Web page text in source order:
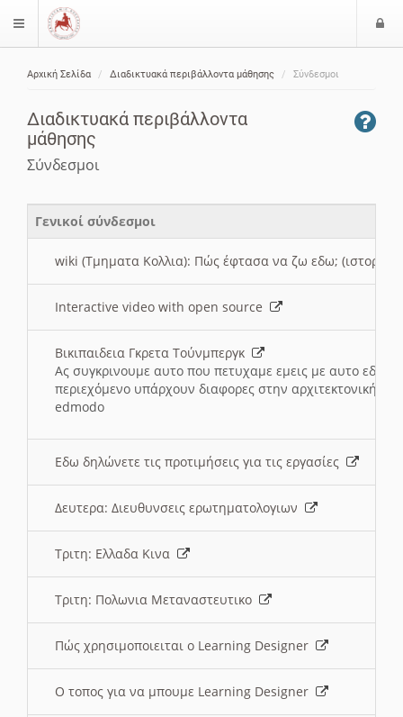
$langMenu
Αρχική Σελίδα Διαδικτυακά περιβάλλοντα μάθησης Σύνδεσμοι
Διαδικτυακά περιβάλλοντα
μάθησης
Σύνδεσμοι
Γενικοί σύνδεσμοι
wiki (Τμηματα Κολλια): Πώς έφτασα να ζω εδω; (ιστορια)
Interactive video with open source
Βικιπαιδεια Γκρετα Τούνμπεργκ
Ας συγκρινουμε αυτο που πετυχαμε εμεις με αυτο εδω
περιεχόμενο υπάρχουν διαφορες στην αρχιτεκτονική
edmodo
Εδω δηλώνετε τις προτιμήσεις για τις εργασίες
Δευτερα: Διευθυνσεις ερωτηματολογιων
Τριτη: Ελλαδα Κινα
Τριτη: Πολωνια Μεταναστευτικο
Πώς χρησιμοποιειται ο Learning Designer
O τοπος για να μπουμε Learning Designer